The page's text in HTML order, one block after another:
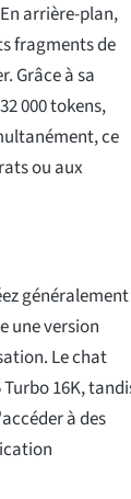
arrière-plan,
fragments de
Grâce à sa
000 tokens,
ce
ou aux
généralement
une version
Le chat
16K,
à des